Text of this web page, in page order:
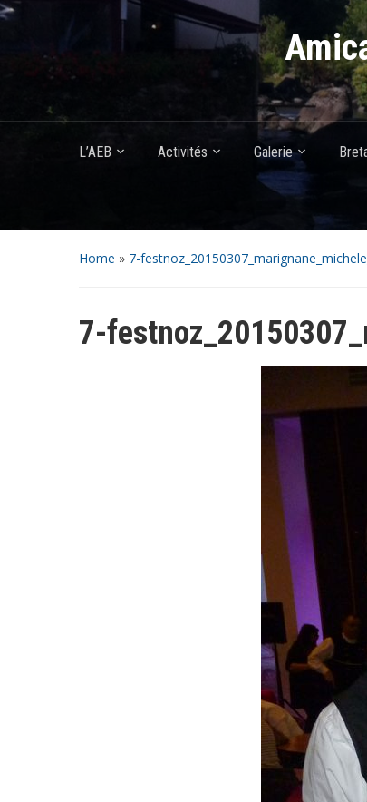
L’AEB Activités Galerie
Home » 7-
7-